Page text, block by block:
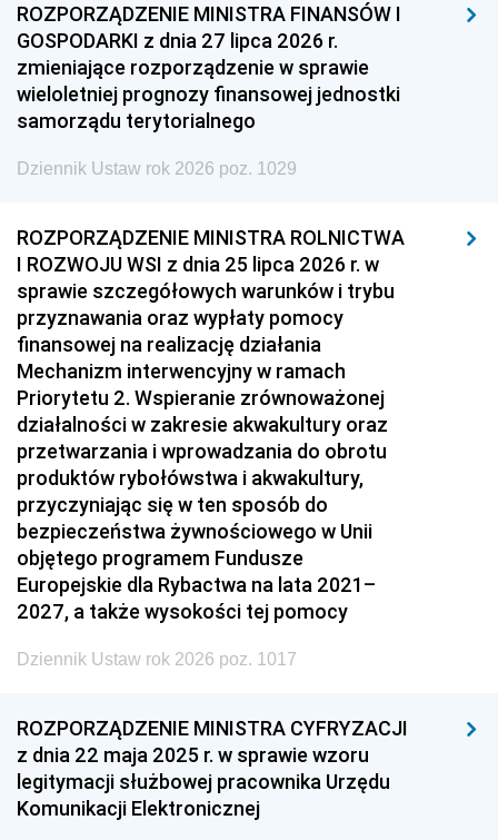
ROZPORZĄDZENIE MINISTRA FINANSÓW I
GOSPODARKI z dnia 27 lipca 2026 r.
zmieniające rozporządzenie w sprawie
wieloletniej prognozy finansowej jednostki
samorządu terytorialnego
Dziennik Ustaw rok 2026 poz. 1029
ROZPORZĄDZENIE MINISTRA ROLNICTWA
I ROZWOJU WSI z dnia 25 lipca 2026 r. w
sprawie szczegółowych warunków i trybu
przyznawania oraz wypłaty pomocy
finansowej na realizację działania
Mechanizm interwencyjny w ramach
Priorytetu 2. Wspieranie zrównoważonej
działalności w zakresie akwakultury oraz
przetwarzania i wprowadzania do obrotu
produktów rybołówstwa i akwakultury,
przyczyniając się w ten sposób do
bezpieczeństwa żywnościowego w Unii
objętego programem Fundusze
Europejskie dla Rybactwa na lata 2021–
2027, a także wysokości tej pomocy
Dziennik Ustaw rok 2026 poz. 1017
ROZPORZĄDZENIE MINISTRA CYFRYZACJI
z dnia 22 maja 2025 r. w sprawie wzoru
legitymacji służbowej pracownika Urzędu
Komunikacji Elektronicznej